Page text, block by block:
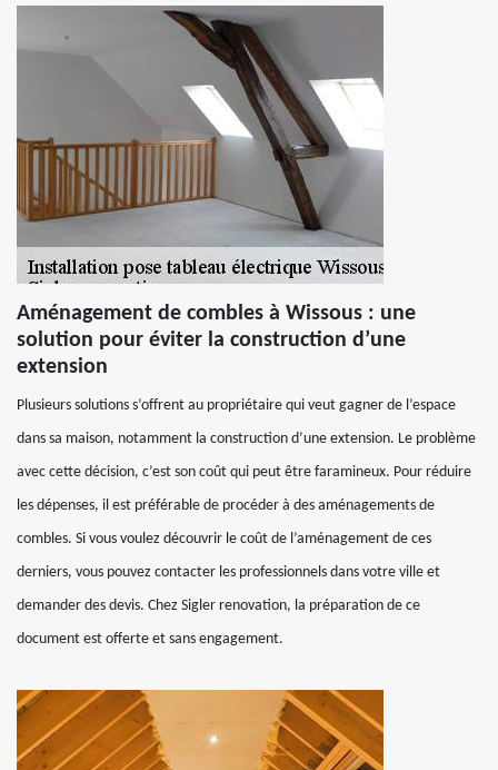
Aménagement de combles à Wissous : une
solution pour éviter la construction d’une
extension
Plusieurs solutions s’offrent au propriétaire qui veut gagner de l’espace
dans sa maison, notamment la construction d’une extension. Le problème
avec cette décision, c’est son coût qui peut être faramineux. Pour réduire
les dépenses, il est préférable de procéder à des aménagements de
combles. Si vous voulez découvrir le coût de l’aménagement de ces
derniers, vous pouvez contacter les professionnels dans votre ville et
demander des devis. Chez Sigler renovation, la préparation de ce
document est offerte et sans engagement.